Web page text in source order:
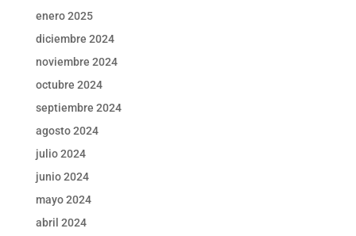
enero 2025
diciembre 2024
noviembre 2024
octubre 2024
septiembre 2024
agosto 2024
julio 2024
junio 2024
mayo 2024
abril 2024